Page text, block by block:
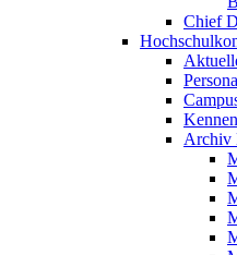
Chief
Archiv